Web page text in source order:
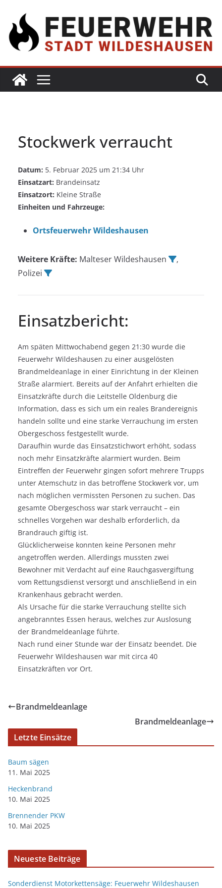
Stockwerk verraucht
Datum: 5. Februar 2025 um 21:34 Uhr
Einsatzart: Brandeinsatz
Einsatzort: Kleine Straße
Einheiten und Fahrzeuge:
Ortsfeuerwehr Wildeshausen
Weitere Kräfte: Malteser Wildeshausen
,
Polizei
Einsatzbericht:
Am späten Mittwochabend gegen 21:30 wurde die
Feuerwehr Wildeshausen zu einer ausgelösten
Brandmeldeanlage in einer Einrichtung in der Kleinen
Straße alarmiert. Bereits auf der Anfahrt erhielten die
Einsatzkräfte durch die Leitstelle Oldenburg die
Information, dass es sich um ein reales Brandereignis
handeln sollte und eine starke Verrauchung im ersten
Obergeschoss festgestellt wurde.
Daraufhin wurde das Einsatzstichwort erhöht, sodass
noch mehr Einsatzkräfte alarmiert wurden. Beim
Eintreffen der Feuerwehr gingen sofort mehrere Trupps
unter Atemschutz in das betroffene Stockwerk vor, um
nach möglichen vermissten Personen zu suchen. Das
gesamte Obergeschoss war stark verraucht – ein
schnelles Vorgehen war deshalb erforderlich, da
Brandrauch giftig ist.
Glücklicherweise konnten keine Personen mehr
angetroffen werden. Allerdings mussten zwei
Bewohner mit Verdacht auf eine Rauchgasvergiftung
vom Rettungsdienst versorgt und anschließend in ein
Krankenhaus gebracht werden.
Als Ursache für die starke Verrauchung stellte sich
angebranntes Essen heraus, welches zur Auslosung
der Brandmeldeanlage führte.
Nach rund einer Stunde war der Einsatz beendet. Die
Feuerwehr Wildeshausen war mit circa 40
Einsatzkräften vor Ort.
Brandmeldeanlage
Brandmeldeanlage
Letzte Einsätze
Baum sägen
11. Mai 2025
Heckenbrand
10. Mai 2025
Brennender PKW
10. Mai 2025
Neueste Beiträge
Sonderdienst Motorkettensäge: Feuerwehr Wildeshausen